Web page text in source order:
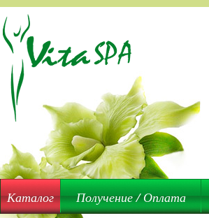
Каталог Получение / Оплата